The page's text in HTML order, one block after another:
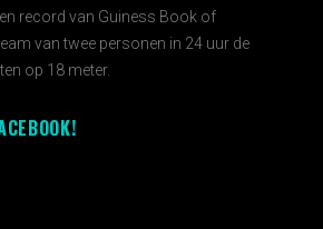
record van Guiness Book of
van twee personen in 24 uur de
op 18 meter.